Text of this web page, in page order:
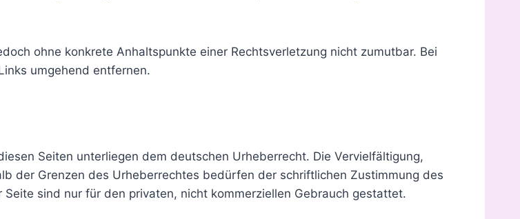
ohne konkrete Anhaltspunkte einer Rechtsverletzung nicht zumutbar. Bei
umgehend entfernen.
Seiten unterliegen dem deutschen Urheberrecht. Die Vervielfältigung,
der Grenzen des Urheberrechtes bedürfen der schriftlichen Zustimmung des
sind nur für den privaten, nicht kommerziellen Gebrauch gestattet.